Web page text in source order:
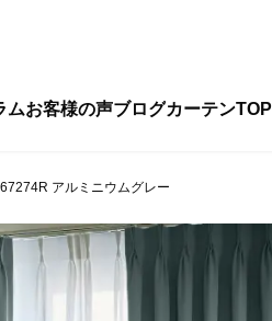
ムお客様の声ブログカーテンTOP
アルミニウムグレー